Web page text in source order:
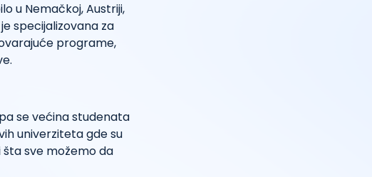
u Nemačkoj, Austriji,
specijalizovana za
programe,
se većina studenata
univerziteta gde su
sve možemo da